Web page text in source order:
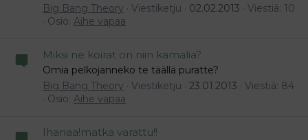
Big Bang Theory
Viestiketju 02.02.2013
Viestiä: 10
Osio: Aihe vapaa
Miksi ne koirat on niin kamalia?
Omia pelkojanneko te täällä puratte?
Big Bang Theory
Viestiketju 23.01.2013
Viestiä: 84
Osio: Aihe vapaa
Ihanaa!matka varattu!!